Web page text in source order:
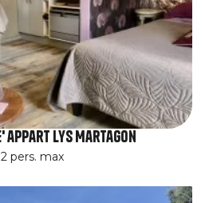
Les fleurs De Lys, Suite' appart Lys Martagon
2 pers. max